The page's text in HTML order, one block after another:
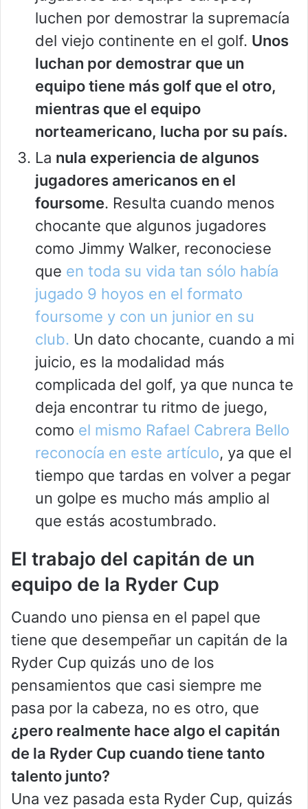
luchen por demostrar la supremacía
del viejo continente en el golf. Unos
luchan por demostrar que un
equipo tiene más golf que el otro,
mientras que el equipo
norteamericano, lucha por su país.
La nula experiencia de algunos
jugadores americanos en el
foursome. Resulta cuando menos
chocante que algunos jugadores
como Jimmy Walker, reconociese
que en toda su vida tan sólo había
jugado 9 hoyos en el formato
foursome y con un junior en su
club. Un dato chocante, cuando a mi
juicio, es la modalidad más
complicada del golf, ya que nunca te
deja encontrar tu ritmo de juego,
como el mismo Rafael Cabrera Bello
reconocía en este artículo, ya que el
tiempo que tardas en volver a pegar
un golpe es mucho más amplio al
que estás acostumbrado.
El trabajo del capitán de un
equipo de la Ryder Cup
Cuando uno piensa en el papel que
tiene que desempeñar un capitán de la
Ryder Cup quizás uno de los
pensamientos que casi siempre me
pasa por la cabeza, no es otro, que
¿pero realmente hace algo el capitán
de la Ryder Cup cuando tiene tanto
talento junto?
Una vez pasada esta Ryder Cup, quizás